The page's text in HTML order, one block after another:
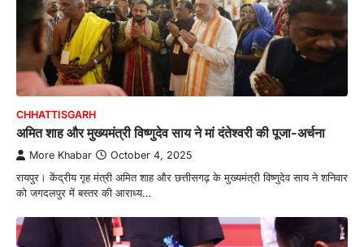
CHHATTISGARH
अमित शाह और मुख्यमंत्री विष्णुदेव साय ने मां दंतेश्वरी की पूजा-अर्चना
More Khabar October 4, 2025
रायपुर। केंद्रीय गृह मंत्री अमित शाह और छत्तीसगढ़ के मुख्यमंत्री विष्णुदेव साय ने शनिवार
को जगदलपुर में बस्तर की आराध्य…